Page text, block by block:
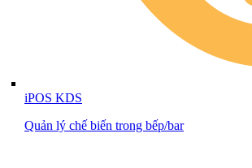
iPOS KDS
Quản lý chế biến trong bếp/bar